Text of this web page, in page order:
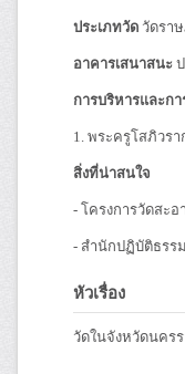
ประเภทวัด วัดรา
อาคารเสนาสนะ
การบริหารและก
1. พระครูโสภิวร
สิ่งที่น่าสนใจ
- โครงการวัดสะ
- สำนักปฏิบัติธรร
หัวเรื่อง
วัดในจังหวัดนคร